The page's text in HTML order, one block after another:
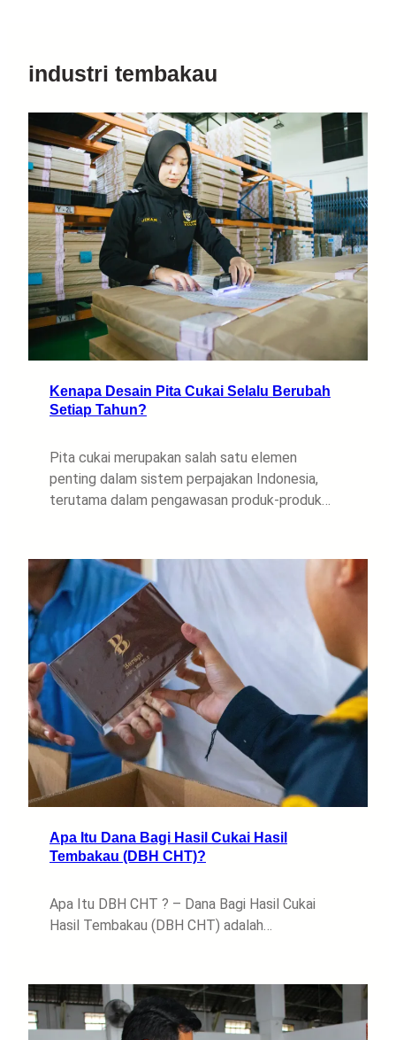
industri tembakau
Kenapa Desain Pita Cukai Selalu Berubah
Setiap Tahun?
Pita cukai merupakan salah satu elemen
penting dalam sistem perpajakan Indonesia,
terutama dalam pengawasan produk-produk…
Apa Itu Dana Bagi Hasil Cukai Hasil
Tembakau (DBH CHT)?
Apa Itu DBH CHT ? – Dana Bagi Hasil Cukai
Hasil Tembakau (DBH CHT) adalah…